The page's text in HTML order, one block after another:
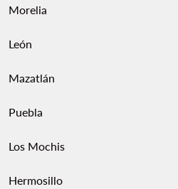
Morelia
León
Mazatlán
Puebla
Los Mochis
Hermosillo